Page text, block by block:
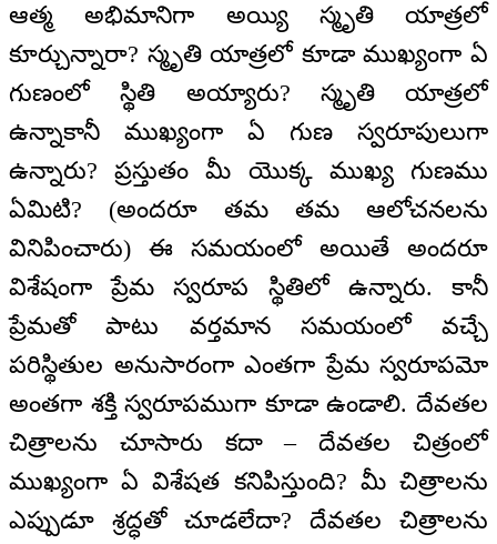
ఆత్మ అభిమానిగా అయ్యి స్మృతి యాత్రలో
కూర్చున్నారా? స్మృతి యాత్రలో కూడా ముఖ్యంగా ఏ
గుణంలో స్థితి అయ్యారు? స్మృతి యాత్రలో
ఉన్నాకానీ ముఖ్యంగా ఏ గుణ స్వరూపులుగా
ఉన్నారు? ప్రస్తుతం మీ యొక్క ముఖ్య గుణము
ఏమిటి? (అందరూ తమ తమ ఆలోచనలను
వినిపించారు) ఈ సమయంలో అయితే అందరూ
విశేషంగా ప్రేమ స్వరూప స్థితిలో ఉన్నారు. కానీ
ప్రేమతో పాటు వర్తమాన సమయంలో వచ్చే
పరిస్థితుల అనుసారంగా ఎంతగా ప్రేమ స్వరూపమో
అంతగా శక్తి స్వరూపముగా కూడా ఉండాలి. దేవతల
చిత్రాలను చూసారు కదా – దేవతల చిత్రంలో
ముఖ్యంగా ఏ విశేషత కనిపిస్తుంది? మీ చిత్రాలను
ఎప్పుడూ శ్రద్ధతో చూడలేదా? దేవతల చిత్రాలను